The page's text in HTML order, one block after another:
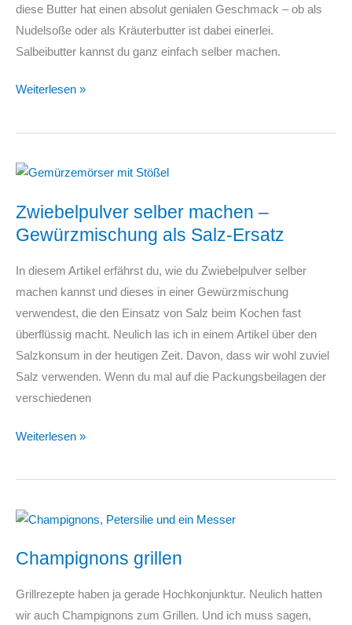
diese Butter hat einen absolut genialen Geschmack – ob als
Nudelsoße oder als Kräuterbutter ist dabei einerlei.
Salbeibutter kannst du ganz einfach selber machen.
Salbeibutter
Weiterlesen »
Zwiebelpulver selber machen –
Gewürzmischung als Salz-Ersatz
In diesem Artikel erfährst du, wie du Zwiebelpulver selber
machen kannst und dieses in einer Gewürzmischung
verwendest, die den Einsatz von Salz beim Kochen fast
überflüssig macht. Neulich las ich in einem Artikel über den
Salzkonsum in der heutigen Zeit. Davon, dass wir wohl zuviel
Salz verwenden. Wenn du mal auf die Packungsbeilagen der
verschiedenen
Zwiebelpulver
machen
Gewürzmischung
Salz-
Weiterlesen »
Champignons grillen
Grillrezepte haben ja gerade Hochkonjunktur. Neulich hatten
wir auch Champignons zum Grillen. Und ich muss sagen,